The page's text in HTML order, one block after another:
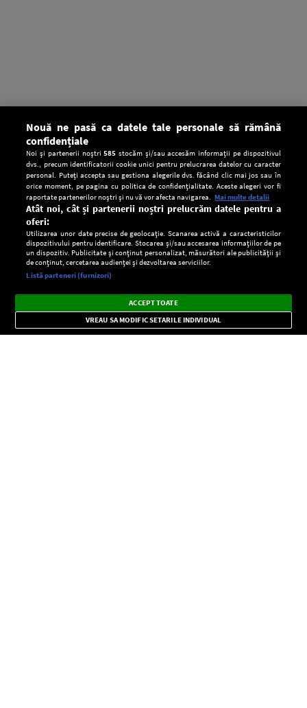
CONFIDENŢIALITATE
Setări:
Dark
Mode
Radio live, podcasturi, știri și alerte
importante.
×
Nouă ne pasă ca datele tale personale să rămână
confidențiale
Noi și partenerii noștri585 stocăm și/sau accesăm informații pe dispozitivul
dvs., precum identificatorii cookie unici pentru prelucrarea datelor cu caracter
personal. Puteți accepta sau gestiona alegerile dvs. făcând clic mai jos sau în
orice moment, pe pagina cu politica de confidențialitate. Aceste alegeri vor fi
raportate partenerilor noștri și nu vă vor afecta navigarea. Mai multe detalii
Atât noi, cât și partenerii noștri prelucrăm datele pentru a
oferi:
Utilizarea unor date precise de geolocație. Scanarea activă a caracteristicilor
dispozitivului pentru identificare. Stocarea și/sau accesarea informațiilor de pe
un dispozitiv. Publicitate și conținut personalizat, măsurători ale publicității și
de conținut, cercetarea audienței și dezvoltarea serviciilor.
Listă parteneri (furnizori)
ACCEPT TOATE
VREAU SA MODIFIC SETARILE INDIVIDUAL